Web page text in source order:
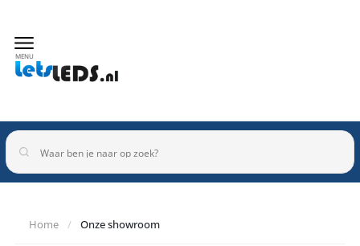
MENU
Home / Onze showroom